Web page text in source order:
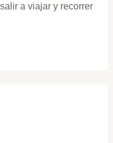
a viajar y recorrer